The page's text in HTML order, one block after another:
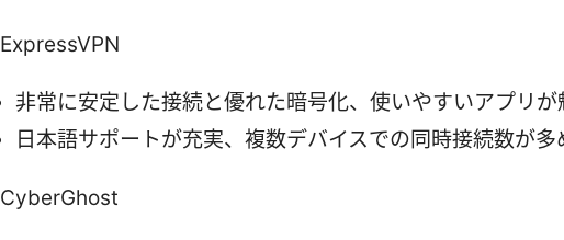
ExpressVPN
非常に安定した接続と優れた暗号化、使いやすいアプリが
日本語サポートが充実、複数デバイスでの同時接続数が多
CyberGhost